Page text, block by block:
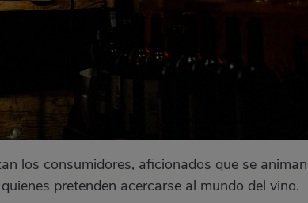
los consumidores, aficionados que se animan
pretenden acercarse al mundo del vino.